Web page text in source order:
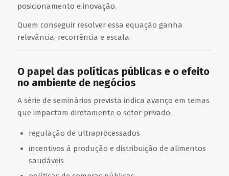
posicionamento e inovação.
Quem conseguir resolver essa equação ganha
relevância, recorrência e escala.
O papel das políticas públicas e o efeito
no ambiente de negócios
A série de seminários prevista indica avanço em temas
que impactam diretamente o setor privado:
regulação de ultraprocessados
incentivos à produção e distribuição de alimentos
saudáveis